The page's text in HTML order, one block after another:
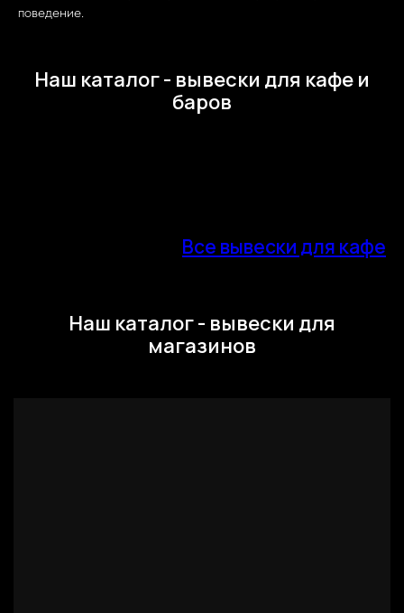
поведение.
Наш каталог - вывески для кафе и
баров
Все вывески для кафе
Наш каталог - вывески для
магазинов